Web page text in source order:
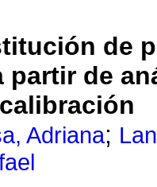
de
partir de
Adriana;